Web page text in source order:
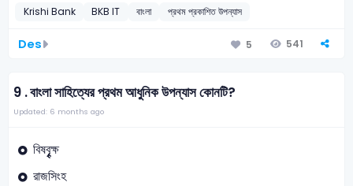
Krishi Bank BKB IT বাংলা প্রথম প্রকাশিত উপন্যাস
Des 5 541
9 .বাংলা সাহিত্যের প্রথম আধুনিক উপন্যাস কোনটি?
Updated: 6 months ago
বিষবৄৄৄক্ষ
রাজসিংহ